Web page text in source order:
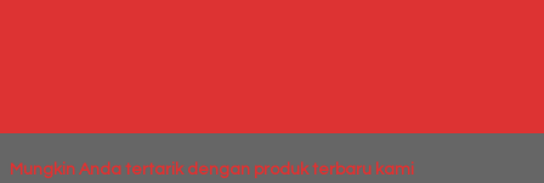
Mungkin Anda tertarik dengan produk terbaru kami